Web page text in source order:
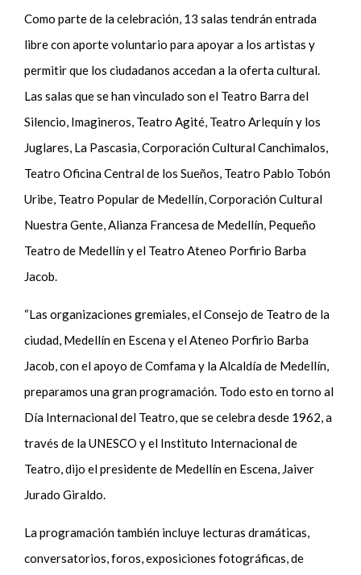
Como parte de la celebración, 13 salas tendrán entrada
libre con aporte voluntario para apoyar a los artistas y
permitir que los ciudadanos accedan a la oferta cultural.
Las salas que se han vinculado son el Teatro Barra del
Silencio, Imagineros, Teatro Agité, Teatro Arlequín y los
Juglares, La Pascasia, Corporación Cultural Canchimalos,
Teatro Oficina Central de los Sueños, Teatro Pablo Tobón
Uribe, Teatro Popular de Medellín, Corporación Cultural
Nuestra Gente, Alianza Francesa de Medellín, Pequeño
Teatro de Medellín y el Teatro Ateneo Porfirio Barba
Jacob.
“Las organizaciones gremiales, el Consejo de Teatro de la
ciudad, Medellín en Escena y el Ateneo Porfirio Barba
Jacob, con el apoyo de Comfama y la Alcaldía de Medellín,
preparamos una gran programación. Todo esto en torno al
Día Internacional del Teatro, que se celebra desde 1962, a
través de la UNESCO y el Instituto Internacional de
Teatro, dijo el presidente de Medellín en Escena, Jaiver
Jurado Giraldo.
La programación también incluye lecturas dramáticas,
conversatorios, foros, exposiciones fotográficas, de